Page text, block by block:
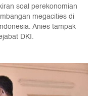
soal perekonomian
megacities di
Anies tampak
DKI.